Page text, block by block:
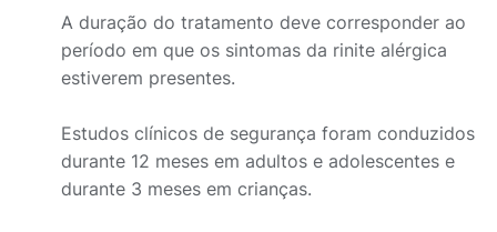
A duração do tratamento deve corresponder ao
período em que os sintomas da rinite alérgica
estiverem presentes.
Estudos clínicos de segurança foram conduzidos
durante 12 meses em adultos e adolescentes e
durante 3 meses em crianças.